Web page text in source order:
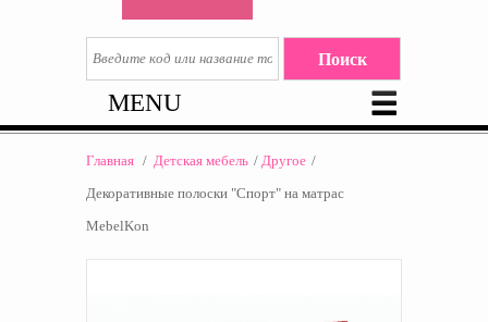
MENU
Главная / Детская мебель / Другое /
Декоративные полоски "Спорт" на матрас
MebelKon